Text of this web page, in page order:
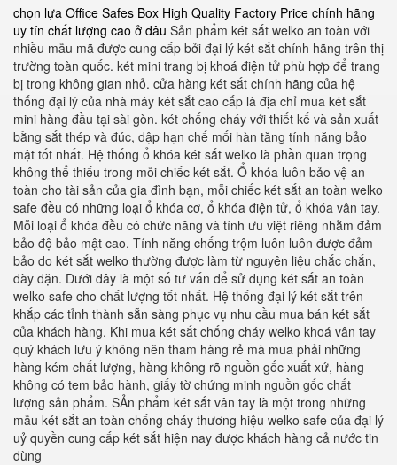
chọn lựa Office Safes Box High Quality Factory Price chính hãng
uy tín chất lượng cao ở đâu Sản phẩm két sắt welko an toàn với
nhiều mẫu mã được cung cấp bởi đại lý két sắt chính hãng trên thị
trường toàn quốc. két mini trang bị khoá điện tử phù hợp để trang
bị trong không gian nhỏ. cửa hàng két sắt chính hãng của hệ
thống đại lý của nhà máy két sắt cao cấp là địa chỉ mua két sắt
mini hàng đầu tại sài gòn. két chống cháy với thiết kế và sản xuất
bằng sắt thép và đúc, dập hạn chế mối hàn tăng tính năng bảo
mật tốt nhất. Hệ thống ổ khóa két sắt welko là phần quan trọng
không thể thiếu trong mỗi chiếc két sắt. Ổ khóa luôn bảo vệ an
toàn cho tài sản của gia đình bạn, mỗi chiếc két sắt an toàn welko
safe đều có những loại ổ khóa cơ, ổ khóa điện tử, ổ khóa vân tay.
Mỗi loại ổ khóa đều có chức năng và tính ưu việt riêng nhằm đảm
bảo độ bảo mật cao. Tính năng chống trộm luôn luôn được đảm
bảo do két sắt welko thường được làm từ nguyên liệu chắc chắn,
dày dặn. Dưới đây là một số tư vấn để sử dụng két sắt an toàn
welko safe cho chất lượng tốt nhất. Hệ thống đại lý két sắt trên
khắp các tỉnh thành sẵn sàng phục vụ nhu cầu mua bán két sắt
của khách hàng. Khi mua két sắt chống cháy welko khoá vân tay
quý khách lưu ý không nên tham hàng rẻ mà mua phải những
hàng kém chất lượng, hàng không rõ nguồn gốc xuất xứ, hàng
không có tem bảo hành, giấy tờ chứng minh nguồn gốc chất
lượng sản phẩm. SẢn phẩm két sắt vân tay là một trong những
mẫu két sắt an toàn chống cháy thương hiệu welko safe của đại lý
uỷ quyền cung cấp két sắt hiện nay được khách hàng cả nước tin
dùng